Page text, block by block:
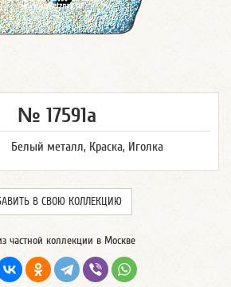
№ 17591а
Белый металл, Краска, Иголка
В СВОЮ КОЛЛЕКЦИЮ
частной коллекции в Москве